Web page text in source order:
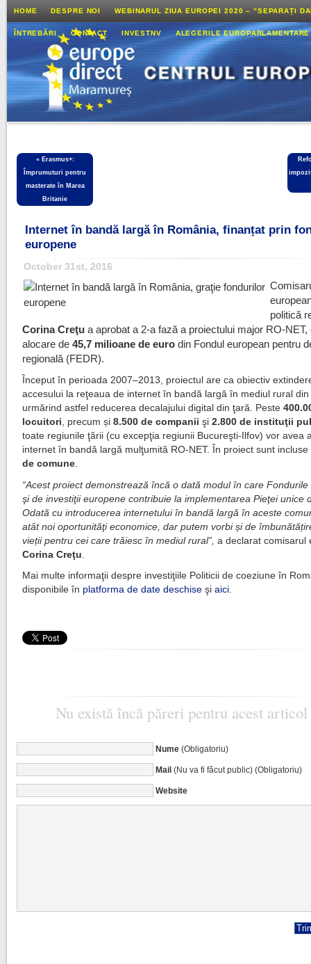
HOME DESPRE NOI WEBINARUL ZIUA EUROPEI 2020 – ”SEPARAȚI
ÎNTREBĂRI CONTACT INVESTNV ALEGERILE
« Erasmus+:
Împrumuturi pentru
masterate în Marea
Britanie
Internet în bandă largă în România, finanțat prin
europene
October 31st, 2016
politică
Corina Creţu a aprobat a 2-a fază a proiectului major RO-NET,
alocare de45,7 milioane de euro din Fondul european pentru
regională (FEDR).
Început în perioada 2007–2013, proiectul are ca obiectiv
accesului la reţeaua de internet în bandă largă în mediul rural
urmărind astfel reducerea decalajului digital din ţară. Peste
locuitori , precum și8.500 de companii şi2.800 de instituţii
toate regiunile ţării (cu excepţia regiunii Bucureşti-Ilfov) vor avea
internet în bandă largă mulţumită RO-NET. În proiect sunt incluse
de comune
“Acest proiect demonstrează încă o dată modul în care
şi de investiţii europene contribuie la implementarea Pieţei unice
Odată cu introducerea internetului în bandă largă în aceste
atât noi oportunităţi economice, dar putem vorbi și de
vieții pentru cei care trăiesc în mediul rural”, a declarat comisarul
Corina Creţu
Mai multe informaţii despre investiţiile Politicii de coeziune în
disponibile în platforma de date deschise şiaici
Nu există încă păreri pentru acest articol
Nume(Obligatoriu)
Mail(Nu va fi făcut public) (Obligatoriu)
Website